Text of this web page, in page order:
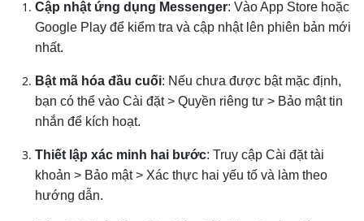
Cập nhật ứng dụng Messenger: Vào App Store hoặc
Google Play để kiểm tra và cập nhật lên phiên bản mới
nhất.
Bật mã hóa đầu cuối: Nếu chưa được bật mặc định,
bạn có thể vào Cài đặt > Quyền riêng tư > Bảo mật tin
nhắn để kích hoạt.
Thiết lập xác minh hai bước: Truy cập Cài đặt tài
khoản > Bảo mật > Xác thực hai yếu tố và làm theo
hướng dẫn.